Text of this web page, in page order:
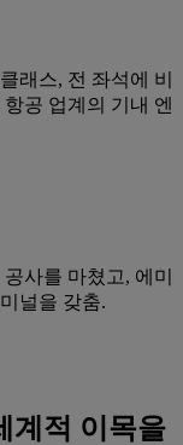
래스, 전 좌석에 비
공 업계의 기내 엔
사를 마쳤고, 에미
널을 갖춤.
계적 이목을